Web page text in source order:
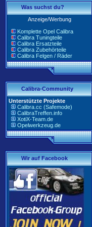
Was suchst du?
Anzeige/Werbung
Komplette Opel Calibra
Calibra Tuningteile
Calibra Ersatzteile
Calibra Zubehörteile
Calibra Felgen / Räder
Calibra-Community
Unterstützte Projekte
Calibra.cc (Safemode)
CalibraTreffen.info
XotiX-Team.de
Opelwerkzeug.de
Wir auf Facebook